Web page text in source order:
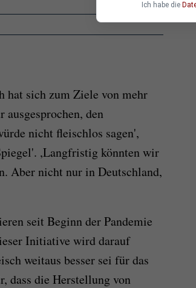
hat sich zum Ziele von mehr
den
nicht fleischlos sagen',
,Langfristig könnten wir
Aber nicht nur in Deutschland,
seit Beginn der Pandemie
Initiative wird darauf
weitaus besser sei für das
dass die Herstellung von
Ich habe die